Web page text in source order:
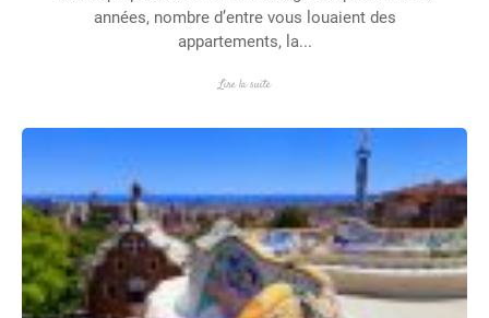
années, nombre d’entre vous louaient des
appartements, la...
Lire la suite